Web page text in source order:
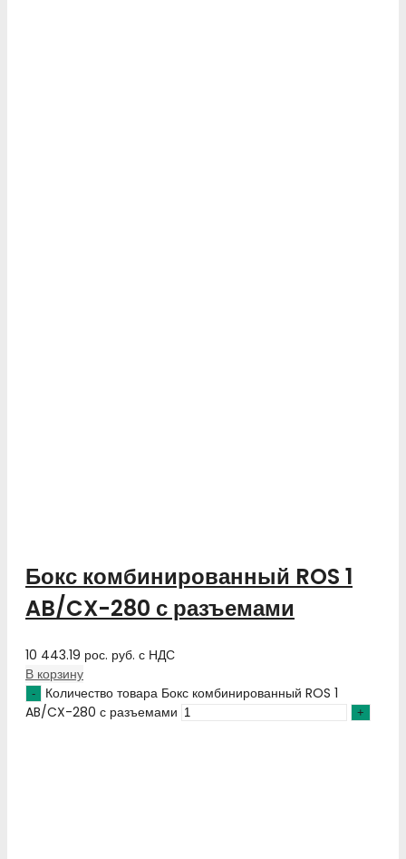
Бокс комбинированный ROS 1
AB/CX-280 с разъемами
10 443.19 рос. руб. с НДС
В корзину
Количество товара Бокс комбинированный ROS 1
AB/CX-280 с разъемами